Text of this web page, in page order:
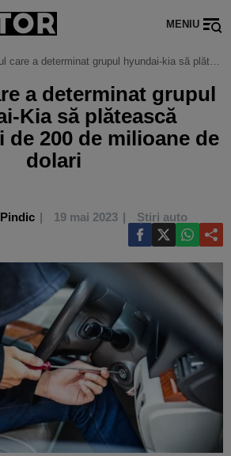
MENIU
a determinat grupul hyundai-kia să plătească despăgubiri de 200 de milioane de dolari
a determinat grupul
Kia să plătească
de 200 de milioane de
dolari
19 mai 2023 Știri auto